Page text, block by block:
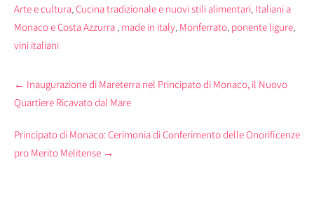
della Liguria
Apprezzate anche
all’Estero
Principato di Monaco
con Alessandro Masi
Arte e cultura,Cucina tradizionale e nuovi stili alimentari, Italiani a
Monaco e Costa Azzurra , made in italy, Monferrato, ponente ligure,
vini italiani
Post
navigation
← Inaugurazione di Mareterra nel Principato di Monaco, il Nuovo
Quartiere Ricavato dal Mare
Principato di Monaco: Cerimonia di Conferimento delle Onorificenze
pro Merito Melitense →